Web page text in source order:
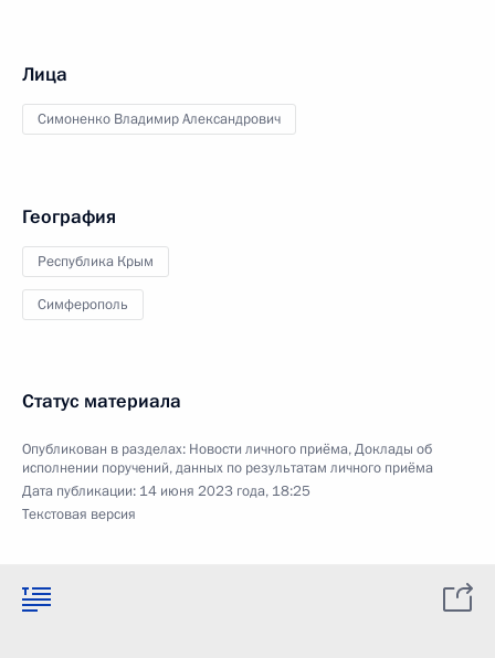
Лица
Симоненко Владимир Александрович
География
Республика Крым
Симферополь
Статус материала
Опубликован в разделах: Новости личного приёма,Доклады об
исполнении поручений, данных по результатам личного приёма
Дата публикации: 14 июня 2023 года, 18:25
Текстовая версия